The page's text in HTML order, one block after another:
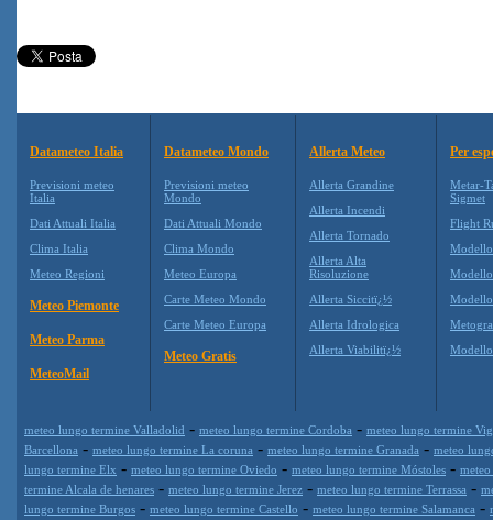
Datameteo Italia
Previsioni meteo
Italia
Dati Attuali Italia
Clima Italia
Meteo Regioni
Meteo Piemonte
Meteo Parma
MeteoMail
Datameteo Mondo
Previsioni meteo
Mondo
Dati Attuali Mondo
Clima Mondo
Meteo Europa
Carte Meteo Mondo
Carte Meteo Europa
Meteo Gratis
Allerta Meteo
Allerta Grandine
Allerta Incendi
Allerta Tornado
Allerta Alta
Risoluzione
Allerta Siccitï¿½
Allerta Idrologica
Allerta Viabilitï¿½
Per
Metar-
Sigmet
Flight
Modello
meteo lungo termine Valladolid - meteo lungo termine Cordoba - meteo lungo termine
Barcellona - meteo lungo termine La coruna - meteo lungo termine Granada - meteo
lungo termine Elx - meteo lungo termine Oviedo - meteo lungo termine Móstoles -
termine Alcala de henares - meteo lungo termine Jerez - meteo lungo termine Terrassa -
lungo termine Burgos - meteo lungo termine Castello - meteo lungo termine Salamanca -